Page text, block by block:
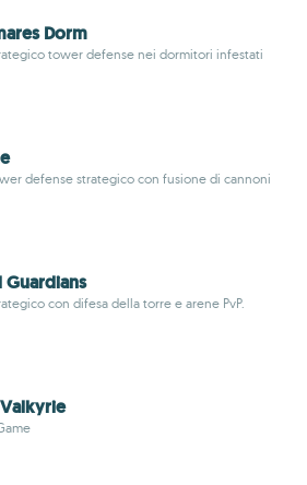
Dorm
tower defense nei dormitori infestati
defense strategico con fusione di cannoni
Guardians
con difesa della torre e arene PvP.